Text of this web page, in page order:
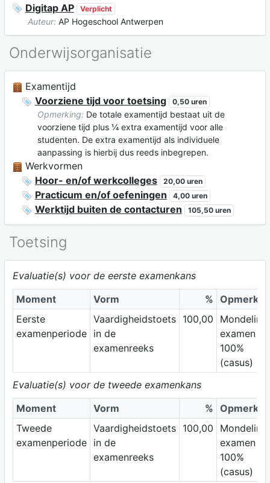
Digitap AP Verplicht
Auteur: AP Hogeschool Antwerpen
Onderwijsorganisatie
Examentijd
Voorziene tijd voor toetsing
0,50 uren
Opmerking: De totale examentijd bestaat uit de
voorziene tijd plus ¼ extra examentijd voor alle
studenten. De extra examentijd als individuele
aanpassing is hierbij dus reeds inbegrepen.
Werkvormen
Hoor- en/of werkcolleges
20,00 uren
Practicum en/of oefeningen 4,00 uren
Werktijd buiten de contacturen 105,50 uren
Toetsing
Evaluatie(s) voor de eerste examenkans
Moment
Vorm %
Eerste
examenperiode
Vaardigheidstoets
in de
examenreeks
100,00
Mondeling
examen
100%
(casus)
Evaluatie(s) voor de tweede examenkans
Moment
Vorm %
Tweede
examenperiode
Vaardigheidstoets
in de
examenreeks
100,00
Mondeling
examen
100%
(casus)